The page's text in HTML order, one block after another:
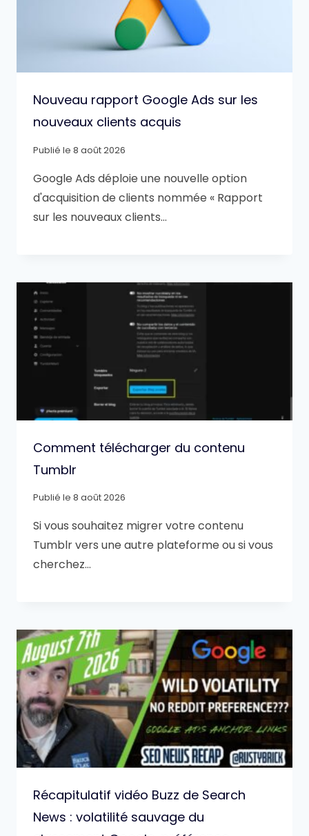
Nouveau rapport Google Ads sur les
nouveaux clients acquis
Publié le 8 août 2026
Google Ads déploie une nouvelle option
d'acquisition de clients nommée « Rapport
sur les nouveaux clients…
Comment télécharger du contenu
Tumblr
Publié le 8 août 2026
Si vous souhaitez migrer votre contenu
Tumblr vers une autre plateforme ou si vous
cherchez…
Récapitulatif vidéo Buzz de Search
News : volatilité sauvage du